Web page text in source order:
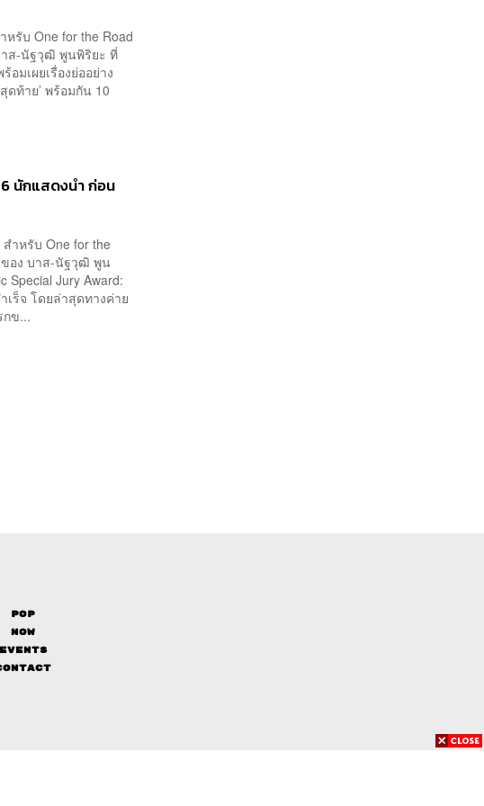
รับ One for the Road
าส-นัฐวุฒิ พูนพิริยะ ที่
มเผยเรื่องย่ออย่าง
ดท้าย’ พร้อมกัน 10
นักแสดงนำ ก่อน
ำหรับ One for the
ของ บาส-นัฐวุฒิ พูน
Jury Award:
เร็จ โดยล่าสุดทางค่าย
กข...
Pop
Now
Events